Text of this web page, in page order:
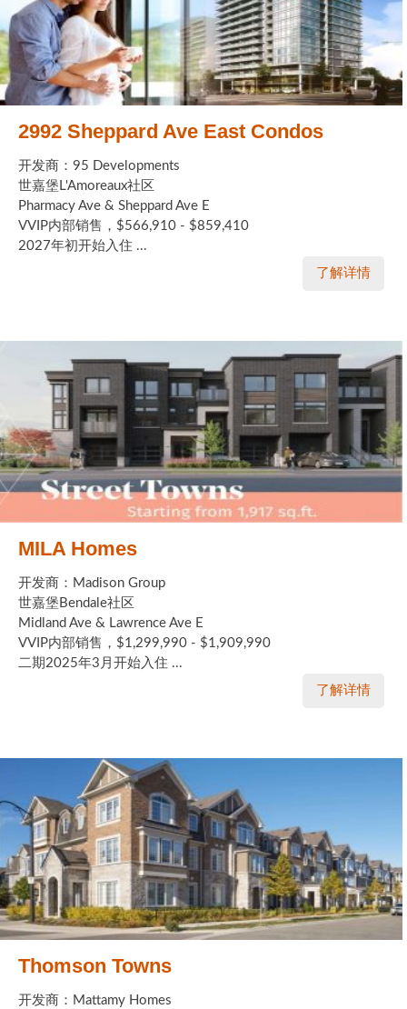
2992 Sheppard Ave East Condos
开发商：95 Developments
世嘉堡L'Amoreaux社区
Pharmacy Ave & Sheppard Ave E
VVIP内部销售，$566,910 - $859,410
2027年初开始入住 ...
了解详情
MILA Homes
开发商：Madison Group
世嘉堡Bendale社区
Midland Ave & Lawrence Ave E
VVIP内部销售，$1,299,990 - $1,909,990
二期2025年3月开始入住 ...
了解详情
Thomson Towns
开发商：Mattamy Homes